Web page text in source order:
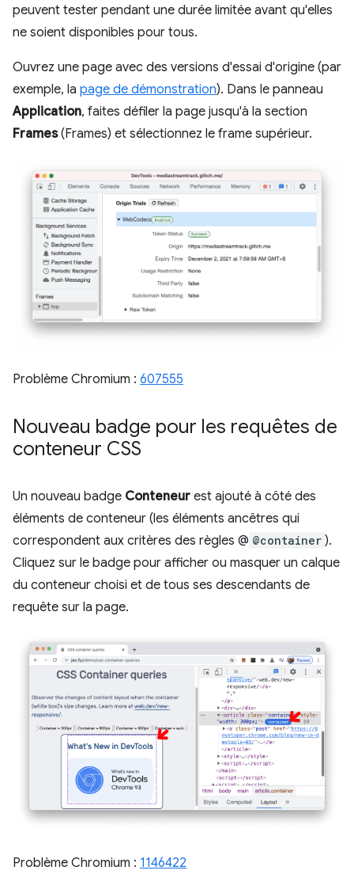
peuvent tester pendant une durée limitée avant qu'elles
ne soient disponibles pour tous.
Ouvrez une page avec des versions d'essai d'origine (par
exemple, la page de démonstration). Dans le panneau
Application, faites défiler la page jusqu'à la section
Frames(Frames) et sélectionnez le frame supérieur.
Problème Chromium : 607555
Nouveau badge pour les requêtes de
conteneur CSS
Un nouveau badge Conteneur est ajouté à côté des
éléments de conteneur (les éléments ancêtres qui
correspondent aux critères des règles @ @container ).
Cliquez sur le badge pour afficher ou masquer un calque
du conteneur choisi et de tous ses descendants de
requête sur la page.
Problème Chromium : 1146422